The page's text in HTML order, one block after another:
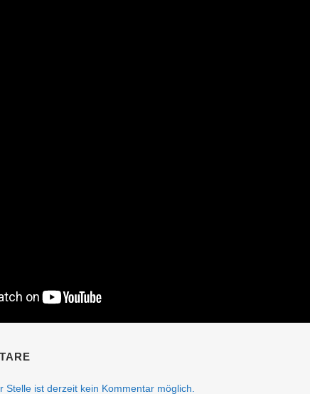
Stelle ist derzeit kein Kommentar möglich.